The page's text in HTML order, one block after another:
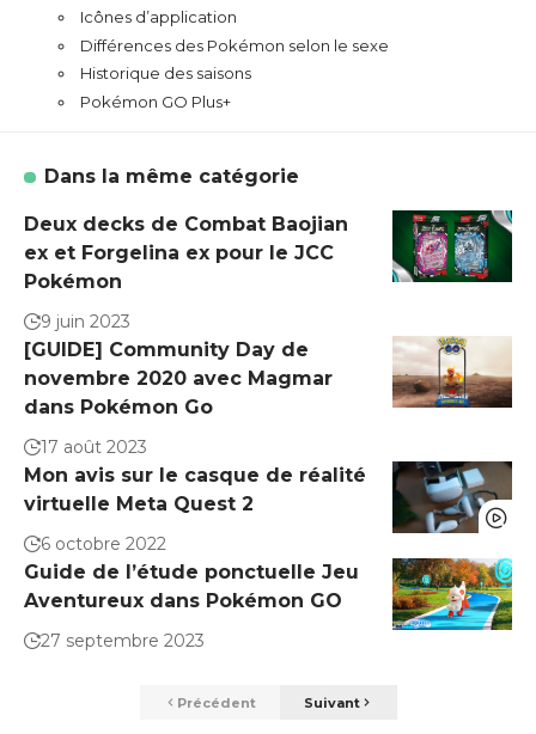
Icônes d’application
Différences des Pokémon selon le sexe
Historique des saisons
Pokémon GO Plus+
Dans la même catégorie
Deux decks de Combat Baojian
ex et Forgelina ex pour le JCC
Pokémon
9 juin 2023
[GUIDE] Community Day de
novembre 2020 avec Magmar
dans Pokémon Go
17 août 2023
Mon avis sur le casque de réalité
virtuelle Meta Quest 2
6 octobre 2022
Guide de l’étude ponctuelle Jeu
Aventureux dans Pokémon GO
27 septembre 2023
Précédent Suivant